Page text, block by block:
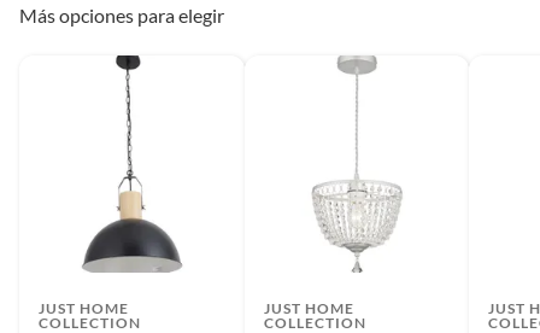
Más opciones para elegir
JUST HOME
COLLECTION
JUST HOME
COLLECTION
JUST